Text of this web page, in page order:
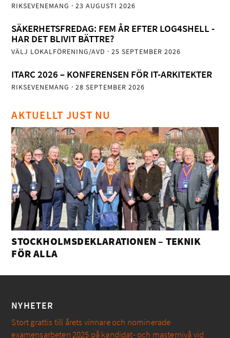
RIKSEVENEMANG · 23 AUGUSTI 2026
SÄKERHETSFREDAG: FEM ÅR EFTER LOG4SHELL -
HAR DET BLIVIT BÄTTRE?
VÄLJ LOKALFÖRENING/AVD · 25 SEPTEMBER 2026
ITARC 2026 – KONFERENSEN FÖR IT-ARKITEKTER
RIKSEVENEMANG · 28 SEPTEMBER 2026
AKTUELLT JUST NU
STOCKHOLMSDEKLARATIONEN – TEKNIK
FÖR ALLA
NYHETER
Stort grattis till årets vinnare och nominerade
examensarbeten 2025 på kandidat- och masternivå vid